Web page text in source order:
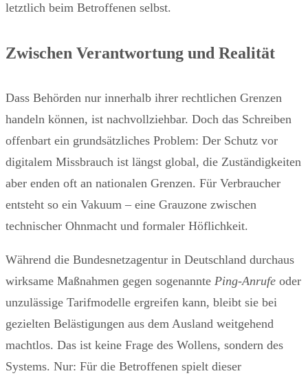
letztlich beim Betroffenen selbst.
Zwischen Verantwortung und Realität
Dass Behörden nur innerhalb ihrer rechtlichen Grenzen
handeln können, ist nachvollziehbar. Doch das Schreiben
offenbart ein grundsätzliches Problem: Der Schutz vor
digitalem Missbrauch ist längst global, die Zuständigkeiten
aber enden oft an nationalen Grenzen. Für Verbraucher
entsteht so ein Vakuum – eine Grauzone zwischen
technischer Ohnmacht und formaler Höflichkeit.
Während die Bundesnetzagentur in Deutschland durchaus
wirksame Maßnahmen gegen sogenannte Ping-Anrufe oder
unzulässige Tarifmodelle ergreifen kann, bleibt sie bei
gezielten Belästigungen aus dem Ausland weitgehend
machtlos. Das ist keine Frage des Wollens, sondern des
Systems. Nur: Für die Betroffenen spielt dieser